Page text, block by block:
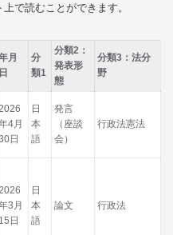
で読むことができます。
月
日
分
類1
分類2：
発表形
態
分類3：法分
野
4月
日
日
本
語
発言
（座談
会）
行政法憲法
3月
15日
日
本
語
論文 行政法